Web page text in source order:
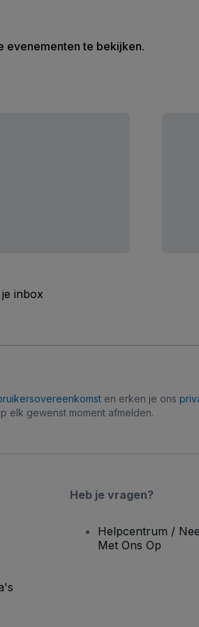
evenementen te bekijken.
inbox
en erken je ons
elk gewenst moment afmelden.
Heb je vragen?
Helpcentrum /
Met Ons Op